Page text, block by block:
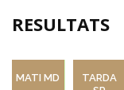
RESULTATS
MATI MD
TARDA